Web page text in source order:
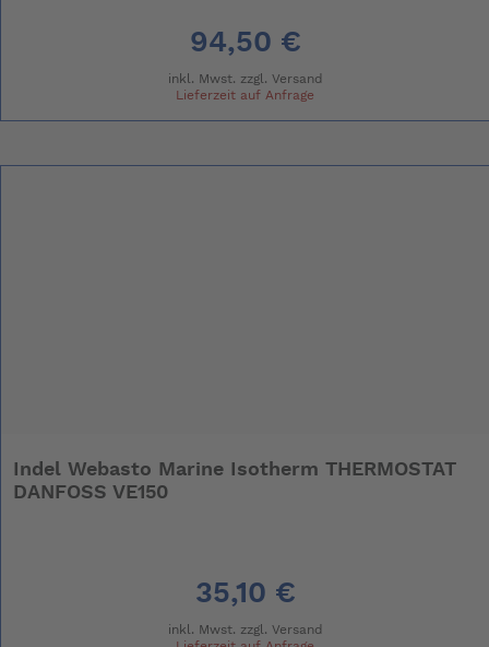
94,50 €
inkl. Mwst. zzgl. Versand
Lieferzeit auf Anfrage
Indel Webasto Marine Isotherm THERMOSTAT
DANFOSS VE150
35,10 €
inkl. Mwst. zzgl. Versand